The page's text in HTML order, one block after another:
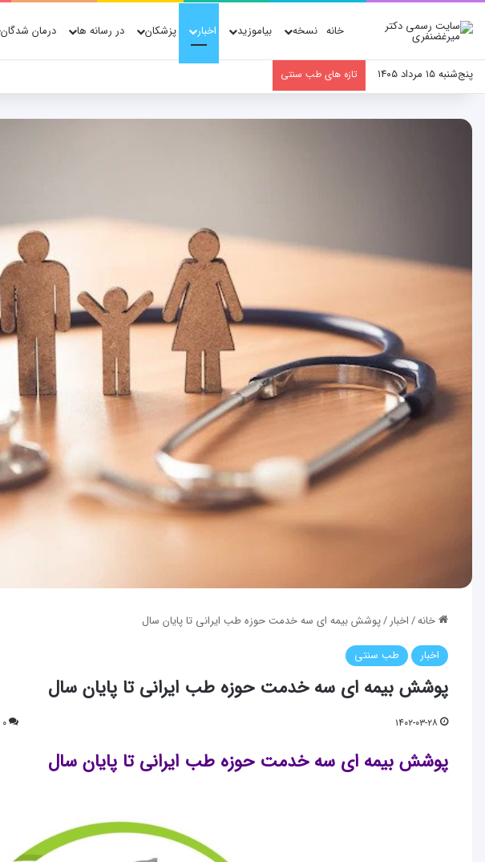
خانه نسخه بیاموزید اخبار پزشکان در رسانه ها درمان شدگان
پنج‌شنبه ۱۵ مرداد ۱۴۰۵ تازه های طب سنتی
خانه/اخبار/پوشش بیمه ­ای سه خدمت حوزه طب ایرانی تا پایان سال
اخبار طب سنتی
پوشش بیمه ­ای سه خدمت حوزه طب ایرانی تا پایان سال
۱۴۰۲-۰۳-۲۸ ۰
پوشش بیمه ­ای سه خدمت حوزه طب ایرانی تا پایان سال